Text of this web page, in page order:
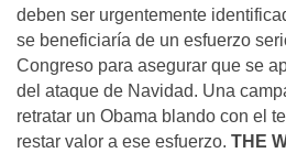
deben ser urgentemente
se beneficiaría de un esfuerzo
Congreso para asegurar que se
del ataque de Navidad. Una
retratar un Obama blando con el
restar valor a ese esfuerzo. THE